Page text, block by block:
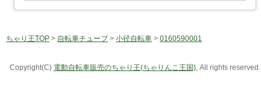
ちゃり王TOP > 自転車チューブ > 小径自転車 > 0160590001
Copyright(C) 電動自転車販売のちゃり王(ちゃりんこ王国), All rights reserved.